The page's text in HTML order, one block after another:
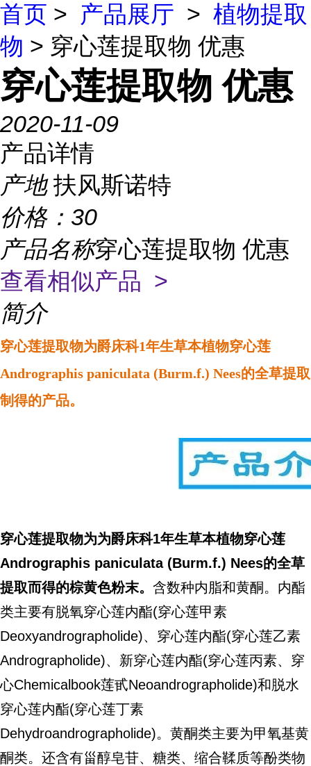
首页 > 产品展厅 > 植物提取
物 > 穿心莲提取物 优惠
穿心莲提取物 优惠
2020-11-09
产品详情
产地 扶风斯诺特
价格： 30
产品名称穿心莲提取物 优惠
查看相似产品 >
简介
穿心莲提取物为爵床科1年生草本植物穿心莲
Andrographis paniculata (Burm.f.) Nees的全草提取
制得的产品。
穿心莲提取物为为爵床科1年生草本植物穿心莲
Andrographis paniculata (Burm.f.) Nees的全草
提取而得的棕黄色粉末。 含数种内脂和黄酮。内酯
类主要有脱氧穿心莲内酯(穿心莲甲素
Deoxyandrographolide)、穿心莲内酯(穿心莲乙素
Andrographolide)、新穿心莲内酯(穿心莲丙素、穿
心Chemicalbook莲甙Neoandrographolide)和脱水
穿心莲内酯(穿心莲丁素
Dehydroandrographolide)。黄酮类主要为甲氧基黄
酮类。还含有甾醇皂苷、糖类、缩合鞣质等酚类物